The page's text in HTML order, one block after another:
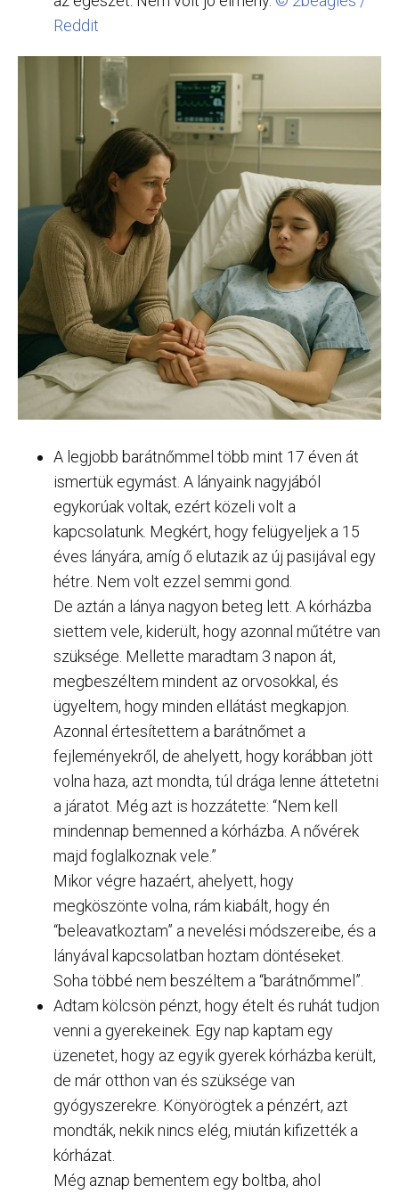
Reddit
A legjobb barátnőmmel több mint 17 éven át
ismertük egymást. A lányaink nagyjából
egykorúak voltak, ezért közeli volt a
kapcsolatunk. Megkért, hogy felügyeljek a 15
éves lányára, amíg ő elutazik az új pasijával egy
hétre. Nem volt ezzel semmi gond.
De aztán a lánya nagyon beteg lett. A kórházba
siettem vele, kiderült, hogy azonnal műtétre van
szüksége. Mellette maradtam 3 napon át,
megbeszéltem mindent az orvosokkal, és
ügyeltem, hogy minden ellátást megkapjon.
Azonnal értesítettem a barátnőmet a
fejleményekről, de ahelyett, hogy korábban jött
volna haza, azt mondta, túl drága lenne áttetetni
a járatot. Még azt is hozzátette: “Nem kell
mindennap bemenned a kórházba. A nővérek
majd foglalkoznak vele.”
Mikor végre hazaért, ahelyett, hogy
megköszönte volna, rám kiabált, hogy én
“beleavatkoztam” a nevelési módszereibe, és a
lányával kapcsolatban hoztam döntéseket.
Soha többé nem beszéltem a “barátnőmmel”.
Adtam kölcsön pénzt, hogy ételt és ruhát tudjon
venni a gyerekeinek. Egy nap kaptam egy
üzenetet, hogy az egyik gyerek kórházba került,
de már otthon van és szüksége van
gyógyszerekre. Könyörögtek a pénzért, azt
mondták, nekik nincs elég, miután kifizették a
kórházat.
Még aznap bementem egy boltba, ahol